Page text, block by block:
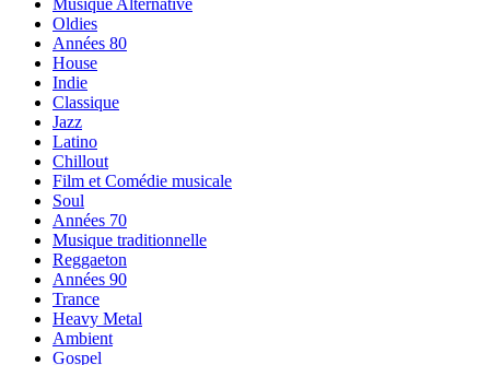
Musique Alternative
Oldies
Années 80
House
Indie
Classique
Jazz
Latino
Chillout
Film et Comédie musicale
Soul
Années 70
Musique traditionnelle
Reggaeton
Années 90
Trance
Heavy Metal
Ambient
Gospel